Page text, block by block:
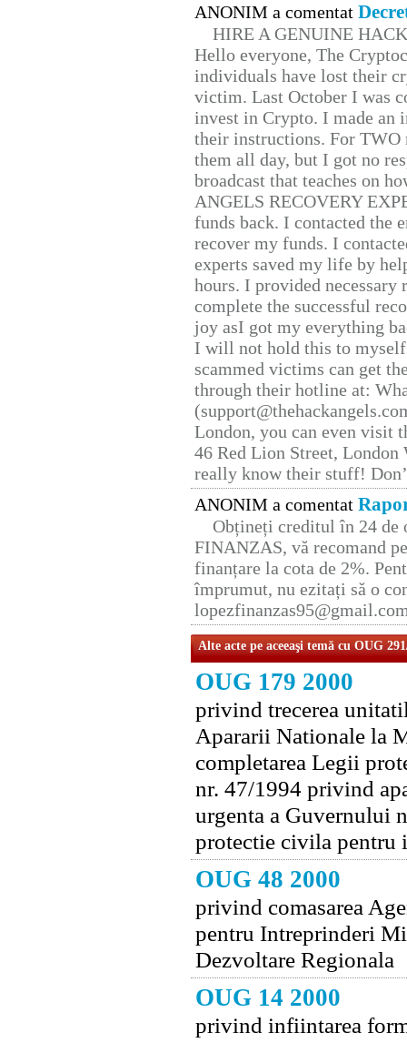
ANONIM a comentat
HIRE A GENUINE
Hello everyone, The
individuals have lost their
victim. Last October I was
invest in Crypto. I made
their instructions. For TWO
them all day, but I got no
broadcast that teaches on
ANGELS RECOVERY
funds back. I contacted the
recover my funds. I
experts saved my life by
hours. I provided
complete the successful
joy asI got my everything
I will not hold this to
scammed victims can get
through their hotline at:
London, you can even visit
46 Red Lion Street, London
really know their stuff!
ANONIM a comentat
Obțineți creditul în 24 de
FINANZAS, vă recomand
finanțare la cota de 2%.
împrumut, nu ezitați să o
Alte acte pe aceeaşi temă cu OUG
OUG 179 2000
privind trecerea
Apararii Nationale la
completarea Legii
nr. 47/1994 privind
urgenta a Guvernului
protectie civila pentru
OUG 48 2000
privind comasarea
pentru Intreprinderi
Dezvoltare Regionala
OUG 14 2000
privind infiintarea